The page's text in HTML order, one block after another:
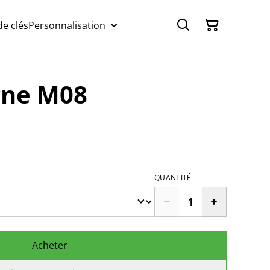
clésPersonnalisation
M08
QUANTITÉ
Acheter